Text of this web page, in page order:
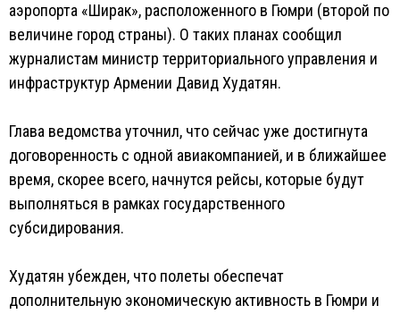
аэропорта «Ширак», расположенного в Гюмри (второй по
величине город страны). О таких планах сообщил
журналистам министр территориального управления и
инфраструктур Армении Давид Худатян.
Глава ведомства уточнил, что сейчас уже достигнута
договоренность с одной авиакомпанией, и в ближайшее
время, скорее всего, начнутся рейсы, которые будут
выполняться в рамках государственного
субсидирования.
Худатян убежден, что полеты обеспечат
дополнительную экономическую активность в Гюмри и